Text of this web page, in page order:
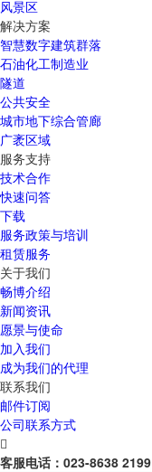
风景区
解决方案
智慧数字建筑群落
石油化工制造业
隧道
公共安全
城市地下综合管廊
广袤区域
服务支持
技术合作
快速问答
下载
服务政策与培训
租赁服务
关于我们
畅博介绍
新闻资讯
愿景与使命
加入我们
成为我们的代理
联系我们
邮件订阅
公司联系方式

客服电话： 023-8638 2199